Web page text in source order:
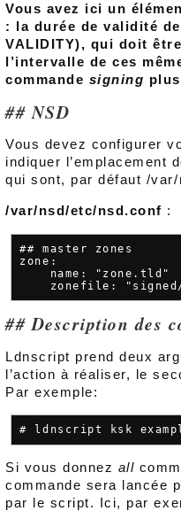
Vous avez ici un
: la durée de validité
VALIDITY), qui doit
l’intervalle de ces
commande signing
NSD
Vous devez configurer
indiquer l’emplacement
qui sont, par défaut /
/var/nsd/etc/nsd.conf :
## master zones
zone:
    name: "zone.tld"
Description des
Ldnscript prend deux
l’action à réaliser, le
Par exemple:
Si vous donnez all
commande sera lancée
par le script. Ici, par